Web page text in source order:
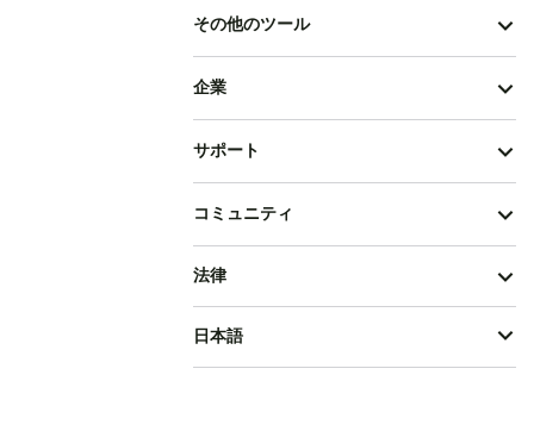
その他のツール
企業
サポート
コミュニティ
法律
日本語